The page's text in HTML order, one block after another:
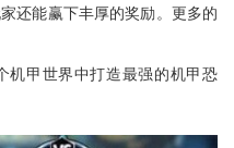
还能赢下丰厚的奖励。更多的
机甲世界中打造最强的机甲恐